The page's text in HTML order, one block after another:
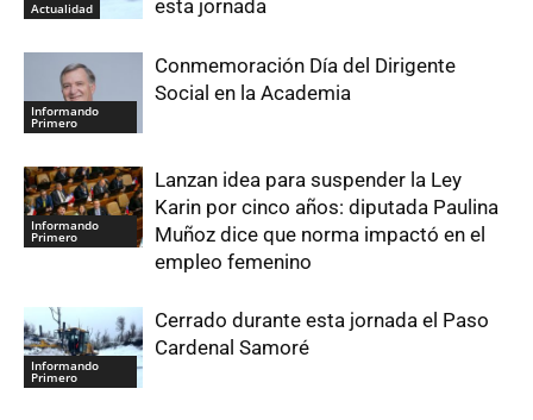
Actualidad esta jornada
Informando
Primero
Conmemoración Día del Dirigente
Social en la Academia
Informando
Primero
Lanzan idea para suspender la Ley
Karin por cinco años: diputada Paulina
Muñoz dice que norma impactó en el
empleo femenino
Informando
Primero
Cerrado durante esta jornada el Paso
Cardenal Samoré